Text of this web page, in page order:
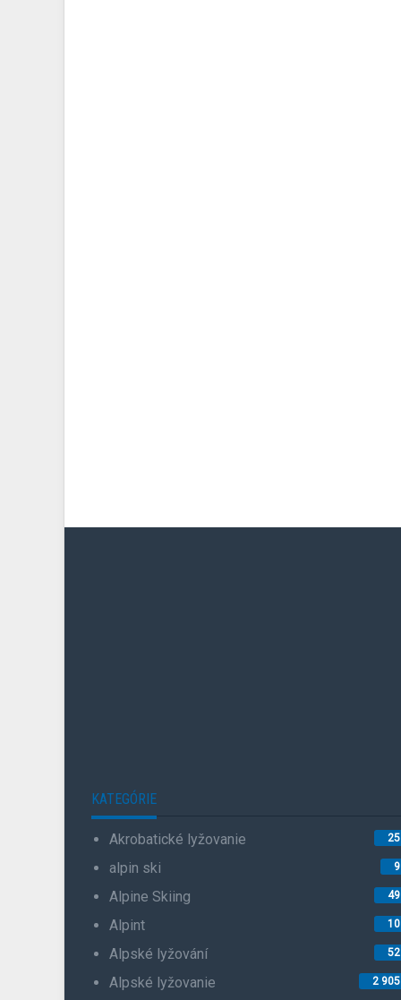
KATEGÓRIE
Akrobatické lyžovanie 25
alpin ski 9
Alpine Skiing 49
Alpint 10
Alpské lyžování 52
Alpské lyžovanie 2 905